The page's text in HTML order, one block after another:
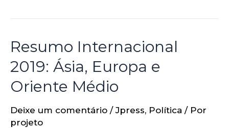
Resumo Internacional
2019: Ásia, Europa e
Oriente Médio
Deixe um comentário /Jpress, Política / Por
projeto